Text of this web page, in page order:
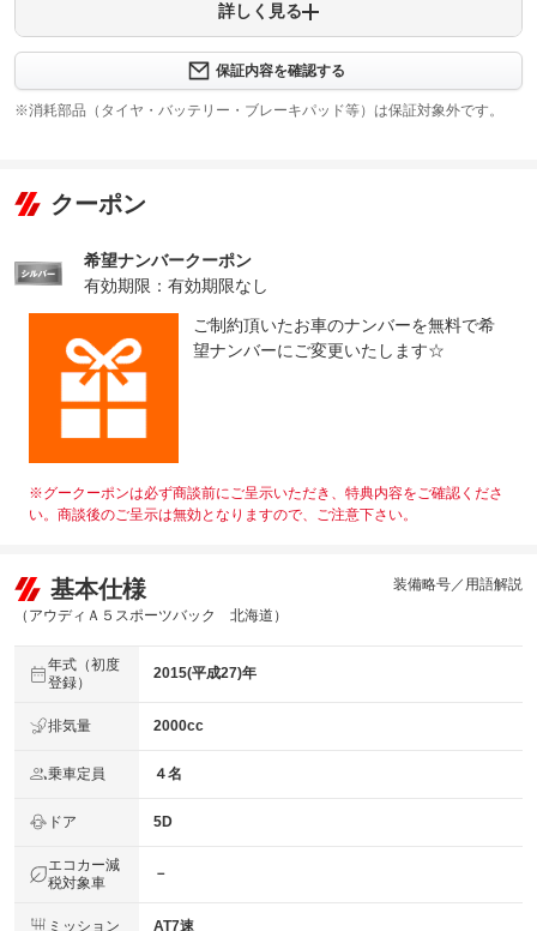
上限金額
保証修理
-
法定整備
整備付 法定12ヶ月または法定24ヶ月点検整備付
※車検なし・車検整備付の場合は法定24ヶ月点検整備付
法定整備
について
弊社提携整備工場にて法定１２か月点検を実施します。エ
ンジンオイル・フィルター・下廻洗浄・各消耗品の交換・
点検等の安心点検実施後納車となります。
詳しく見る
保証内容を確認する
※消耗部品（タイヤ・バッテリー・ブレーキパッド等）は保証対象外です。
クーポン
希望ナンバークーポン
有効期限：有効期限なし
ご制約頂いたお車のナンバーを無料で希
望ナンバーにご変更いたします☆
※グークーポンは必ず商談前にご呈示いただき、特典内容をご確認くださ
い。商談後のご呈示は無効となりますので、ご注意下さい。
基本仕様
（アウディＡ５スポーツバック 北海道）
装備略号／用語解説
年式（初度
登録）
2015(平成27)年
排気量 2000cc
乗車定員 ４名
ドア 5D
エコカー減
税対象車
－
ミッション AT7速